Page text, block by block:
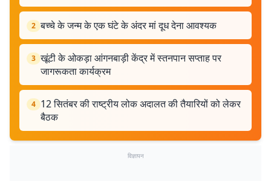
2 बच्चे के जन्म के एक घंटे के अंदर मां दूध देना आवश्यक
3 खूंटी के ओकड़ा आंगनबाड़ी केंद्र में स्तनपान सप्ताह पर
जागरूकता कार्यक्रम
4 12 सितंबर की राष्ट्रीय लोक अदालत की तैयारियों को लेकर
बैठक
विज्ञापन